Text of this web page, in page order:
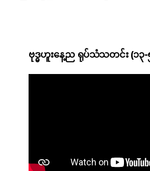
ဗုဒ္ဓဟူးနေ့ည ရုပ်သံသတင်း (၁၃-